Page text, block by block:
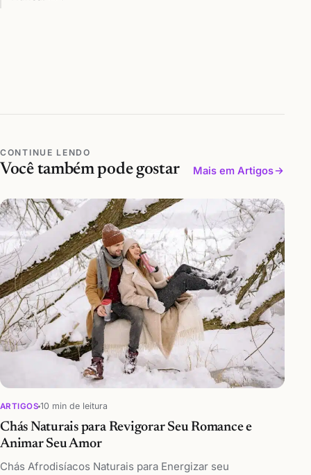
CONTINUE LENDO
Você também pode gostar Mais em Artigos
ARTIGOS 10 min de leitura
Chás Naturais para Revigorar Seu Romance e
Animar Seu Amor
Chás Afrodisíacos Naturais para Energizar seu